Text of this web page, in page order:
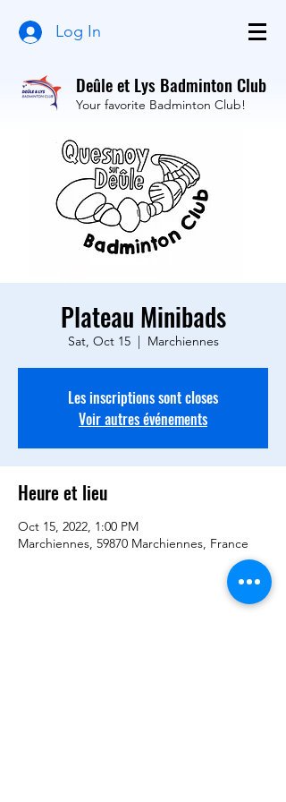
Log In
Deûle et Lys Badminton Club
Your favorite Badminton Club!
Plateau Minibads
Sat, Oct 15
  |
Marchiennes
Les inscriptions sont closes
Voir autres événements
Heure et lieu
Oct 15, 2022, 1:00 PM
Marchiennes, 59870 Marchiennes, France